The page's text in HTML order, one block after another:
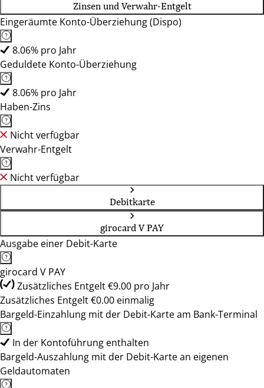
Zinsen und Verwahr-Entgelt
Eingeräumte Konto-Überziehung (Dispo)
8.06% pro Jahr
Geduldete Konto-Überziehung
8.06% pro Jahr
Haben-Zins
Nicht verfügbar
Verwahr-Entgelt
Nicht verfügbar
Debitkarte
girocard V PAY
Ausgabe einer Debit-Karte
girocard V PAY
Zusätzliches Entgelt €9.00 pro Jahr
Zusätzliches Entgelt €0.00 einmalig
Bargeld-Einzahlung mit der Debit-Karte am Bank-Terminal
In der Kontoführung enthalten
Bargeld-Auszahlung mit der Debit-Karte an eigenen
Geldautomaten